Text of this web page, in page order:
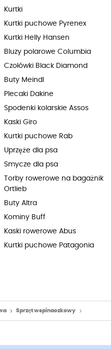
Kurtki
Kurtki puchowe Pyrenex
Kurtki Helly Hansen
Bluzy polarowe Columbia
Czołówki Black Diamond
Buty Meindl
Plecaki Dakine
Spodenki kolarskie Assos
Kaski Giro
Kurtki puchowe Rab
Uprzęże dla psa
Smycze dla psa
Torby rowerowe na bagażnik
Ortlieb
Buty Altra
Kominy Buff
Kaski rowerowe Abus
Kurtki puchowe Patagonia
Sprzęt wspinaczkowy